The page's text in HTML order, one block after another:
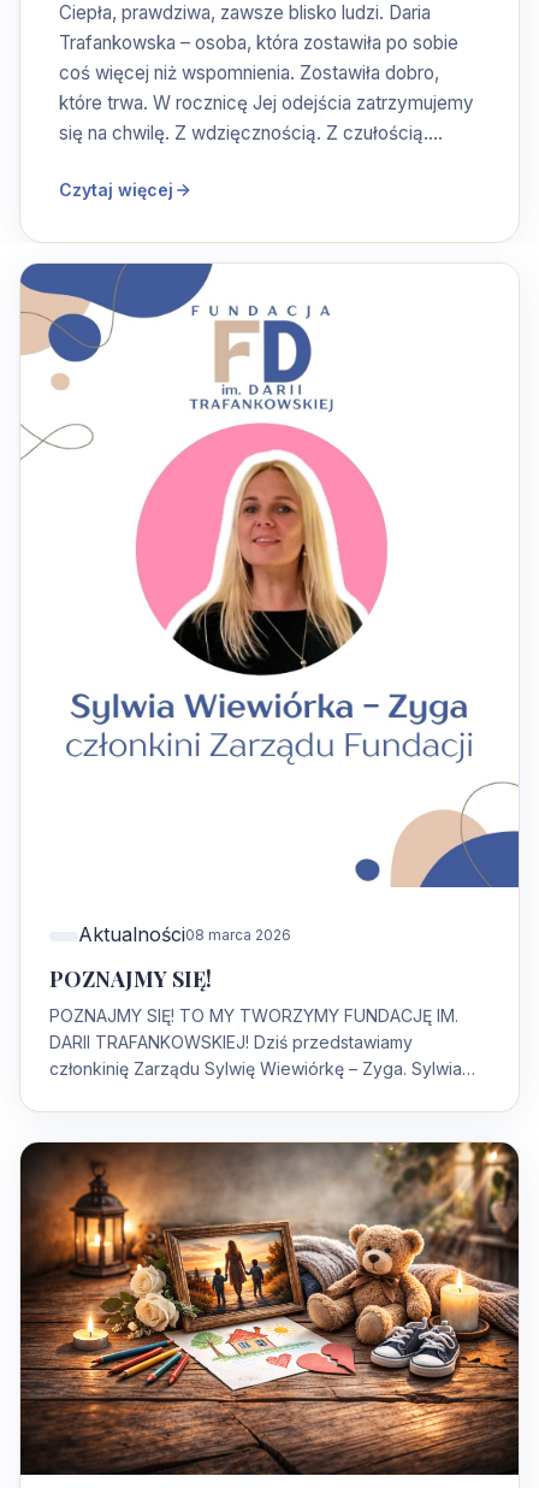
Ciepła, prawdziwa, zawsze blisko ludzi. Daria
Trafankowska – osoba, która zostawiła po sobie
coś więcej niż wspomnienia. Zostawiła dobro,
które trwa. W rocznicę Jej odejścia zatrzymujemy
się na chwilę. Z wdzięcznością. Z czułością.…
Czytaj więcej
Aktualności08 marca 2026
POZNAJMY SIĘ!
POZNAJMY SIĘ! TO MY TWORZYMY FUNDACJĘ IM.
DARII TRAFANKOWSKIEJ! Dziś przedstawiamy
członkinię Zarządu Sylwię Wiewiórkę – Zyga. Sylwia